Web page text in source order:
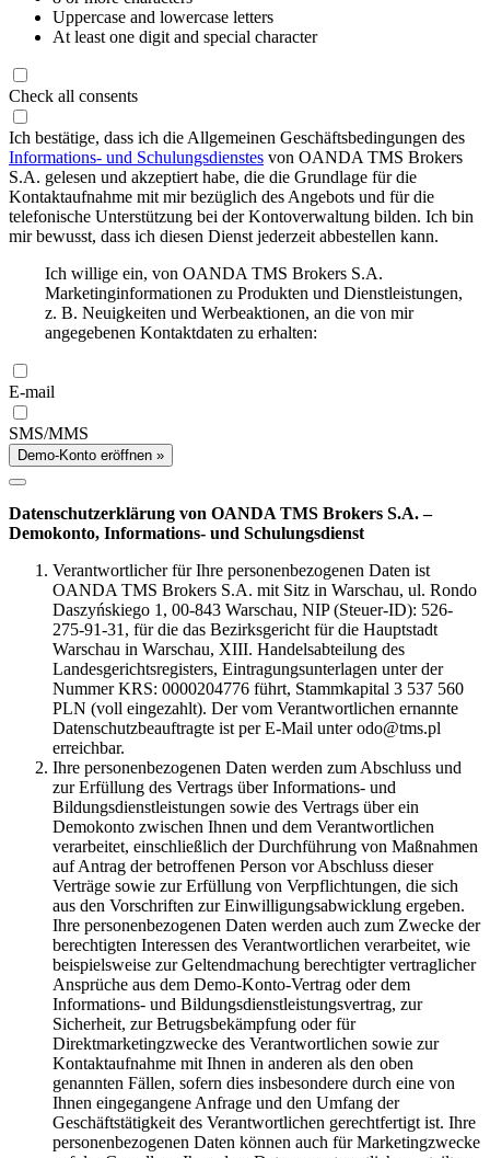
Uppercase and lowercase letters
At least one digit and special character
Check all consents
Ich bestätige, dass ich die Allgemeinen Geschäftsbedingungen des
Informations- und Schulungsdienstes von OANDA TMS Brokers
S.A. gelesen und akzeptiert habe, die die Grundlage für die
Kontaktaufnahme mit mir bezüglich des Angebots und für die
telefonische Unterstützung bei der Kontoverwaltung bilden. Ich bin
mir bewusst, dass ich diesen Dienst jederzeit abbestellen kann.
Ich willige ein, von OANDA TMS Brokers S.A.
Marketinginformationen zu Produkten und Dienstleistungen,
z. B. Neuigkeiten und Werbeaktionen, an die von mir
angegebenen Kontaktdaten zu erhalten:
E-mail
SMS/MMS
Demo-Konto eröffnen »
Datenschutzerklärung von OANDA TMS Brokers S.A. –
Demokonto, Informations- und Schulungsdienst
Verantwortlicher für Ihre personenbezogenen Daten ist
OANDA TMS Brokers S.A. mit Sitz in Warschau, ul. Rondo
Daszyńskiego 1, 00-843 Warschau, NIP (Steuer-ID): 526-
275-91-31, für die das Bezirksgericht für die Hauptstadt
Warschau in Warschau, XIII. Handelsabteilung des
Landesgerichtsregisters, Eintragungsunterlagen unter der
Nummer KRS: 0000204776 führt, Stammkapital 3 537 560
PLN (voll eingezahlt). Der vom Verantwortlichen ernannte
Datenschutzbeauftragte ist per E-Mail unter odo@tms.pl
erreichbar.
Ihre personenbezogenen Daten werden zum Abschluss und
zur Erfüllung des Vertrags über Informations- und
Bildungsdienstleistungen sowie des Vertrags über ein
Demokonto zwischen Ihnen und dem Verantwortlichen
verarbeitet, einschließlich der Durchführung von Maßnahmen
auf Antrag der betroffenen Person vor Abschluss dieser
Verträge sowie zur Erfüllung von Verpflichtungen, die sich
aus den Vorschriften zur Einwilligungsabwicklung ergeben.
Ihre personenbezogenen Daten werden auch zum Zwecke der
berechtigten Interessen des Verantwortlichen verarbeitet, wie
beispielsweise zur Geltendmachung berechtigter vertraglicher
Ansprüche aus dem Demo-Konto-Vertrag oder dem
Informations- und Bildungsdienstleistungsvertrag, zur
Sicherheit, zur Betrugsbekämpfung oder für
Direktmarketingzwecke des Verantwortlichen sowie zur
Kontaktaufnahme mit Ihnen in anderen als den oben
genannten Fällen, sofern dies insbesondere durch eine von
Ihnen eingegangene Anfrage und den Umfang der
Geschäftstätigkeit des Verantwortlichen gerechtfertigt ist. Ihre
personenbezogenen Daten können auch für Marketingzwecke